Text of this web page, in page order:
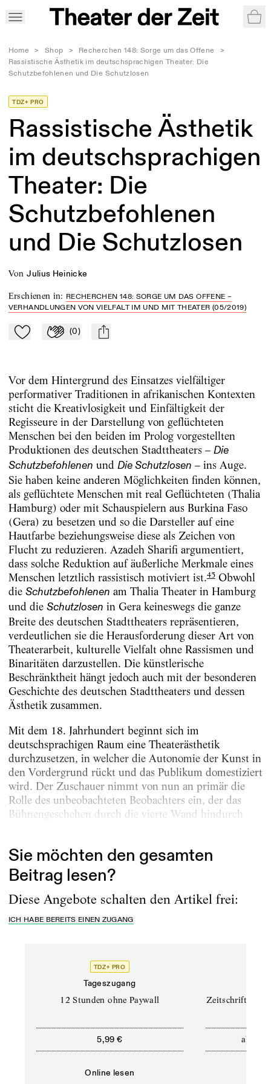
Home > Shop > Recherchen 148: Sorge um das Offene
>
Rassistische Ästhetik im deutschsprachigen Theater: Die
Schutzbefohlenen und Die Schutzlosen
TDZ+ PRO
Rassistische Ästhetik
im deutschsprachigen
Theater: Die
Schutzbefohlenen
und Die Schutzlosen
von Julius Heinicke
Erschienen in: RECHERCHEN 148: SORGE UM DAS OFFENE –
VERHANDLUNGEN VON VIELFALT IM UND MIT THEATER (05/2019)
Zu Mein-TdZ hinzufügen
Applaudieren
(0) mail
Vor dem Hintergrund des Einsatzes vielfältiger
performativer Traditionen in afrikanischen Kontexten
sticht die Kreativlosigkeit und Einfältigkeit der
Regisseure in der Darstellung von geflüchteten
Menschen bei den beiden im Prolog vorgestellten
Produktionen des deutschen Stadttheaters – Die
Schutzbefohlenen und Die Schutzlosen – ins Auge.
Sie haben keine anderen Möglichkeiten finden können,
als geflüchtete Menschen mit real Geflüchteten (Thalia
Hamburg) oder mit Schauspielern aus Burkina Faso
(Gera) zu besetzen und so die Darsteller auf eine
Hautfarbe beziehungsweise diese als Zeichen von
Flucht zu reduzieren. Azadeh Sharifi argumentiert,
dass solche Reduktion auf äußerliche Merkmale eines
Menschen letztlich rassistisch motiviert ist.45Obwohl
die Schutzbefohlenen am Thalia Theater in Hamburg
und die Schutzlosen in Gera keineswegs die ganze
Breite des deutschen Stadttheaters repräsentieren,
verdeutlichen sie die Herausforderung dieser Art von
Theaterarbeit, kulturelle Vielfalt ohne Rassismen und
Binaritäten darzustellen. Die künstlerische
Beschränktheit hängt jedoch auch mit der besonderen
Geschichte des deutschen Stadttheaters und dessen
Ästhetik zusammen.
Mit dem 18. Jahrhundert beginnt sich im
deutschsprachigen Raum eine Theaterästhetik
durchzusetzen, in welcher die Autonomie der Kunst in
den Vordergrund rückt und das Publikum domestiziert
wird. Der Zuschauer nimmt von nun an primär die
Rolle des unbeobachteten Beobachters ein, der das
Bühnengeschehen durch die vierte Wand hindurch
Sie möchten den gesamten
Beitrag lesen?
Diese Angebote schalten den Artikel frei:
ICH HABE BEREITS EINEN ZUGANG
TDZ+ PRO
Tageszugang
12 Stunden ohne Paywall
5,99 €
Online lesen
Zeitschriften
ab